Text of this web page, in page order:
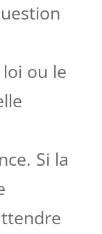
ou le
Si la